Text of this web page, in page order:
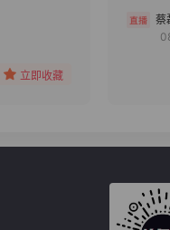
立即收藏
蔡